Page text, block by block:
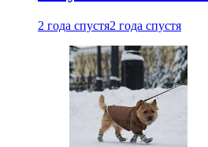
2 года спустя2 года спустя